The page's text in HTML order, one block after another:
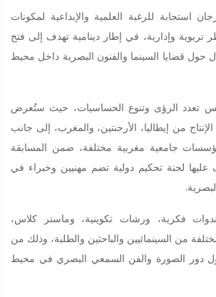
استجابة للرغبة العلمية والإبداعية لمكونات
وإدارية، في إطار دينامية تهدف إلى فتح
حول قضايا السينما والفنون البصرية داخل محيط
تعدد الرؤى وتنوع الحساسيات، حيث ستُعرض
من إيطاليا، الأرجنتين، والمغرب، إلى جانب
مؤسسات جامعية مغربية مختلفة، ضمن المسابقة
لجنة تحكيم دولية تضم مهنيين وخبراء في
فكرية، ورشات تكوينية، وماستر كلاس،
من السينمائيين والباحثين والطلبة، وذلك من
دور الصورة والفن السمعي البصري في محيط